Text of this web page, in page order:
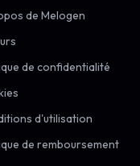
de Melogen
de confidentialité
d'utilisation
de remboursement